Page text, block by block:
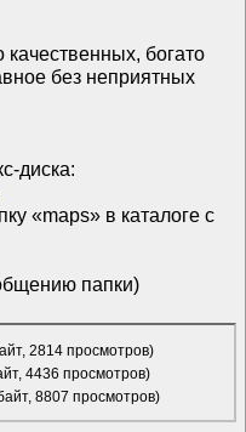
качественных, богато
без неприятных
диска:
«maps» в каталоге с
папки)
2814 просмотров)
4436 просмотров)
8807 просмотров)